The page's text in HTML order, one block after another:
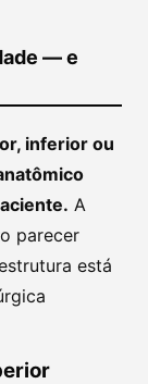
— e
inferior ou
A
parecer
está